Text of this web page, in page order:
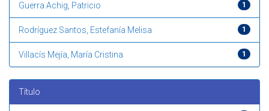
1
Guerra Achig, Patricio
1
Rodríguez Santos, Estefanía Melisa
1
Villacís Mejía, María Cristina
Título